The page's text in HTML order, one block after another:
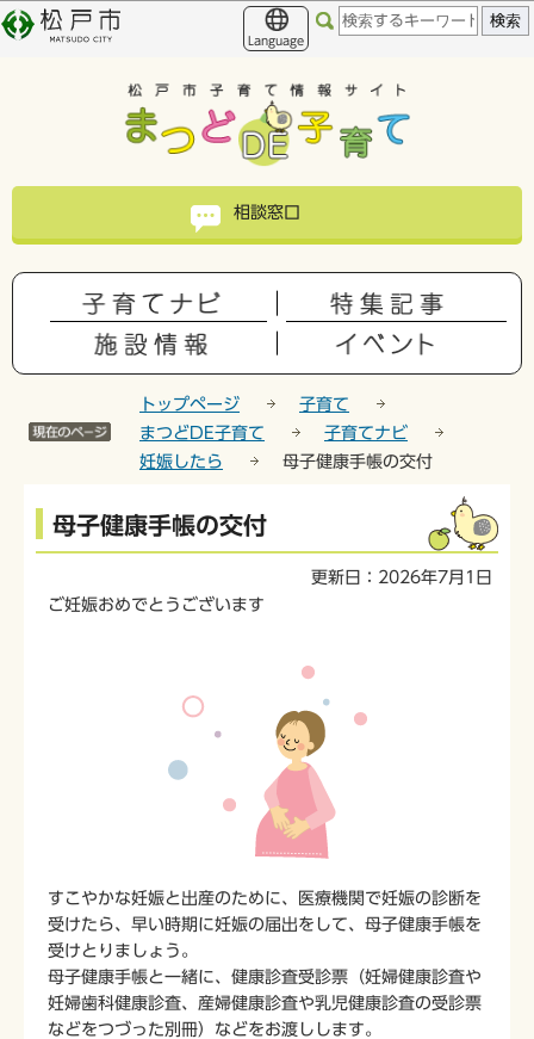
こ
の
す
このページの本文へ移動
Language
相談窓口
トップページ
子育て
まつどDE子育て
子育てナビ
妊娠したら
母子健康手帳の交付
本
か
母子健康手帳の交付
更新日：2026年7月1日
ご妊娠おめでとうございます
すこやかな妊娠と出産のために、医療機関で妊娠の診断を
受けたら、早い時期に妊娠の届出をして、母子健康手帳を
受けとりましょう。
母子健康手帳と一緒に、健康診査受診票（妊婦健康診査や
妊婦歯科健康診査、産婦健康診査や乳児健康診査の受診票
などをつづった別冊）などをお渡しします。